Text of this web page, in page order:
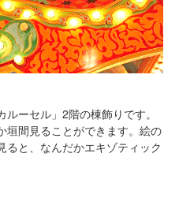
ーセル」2階の棟飾りです。
垣間見ることができます。絵の
ると、なんだかエキゾティック